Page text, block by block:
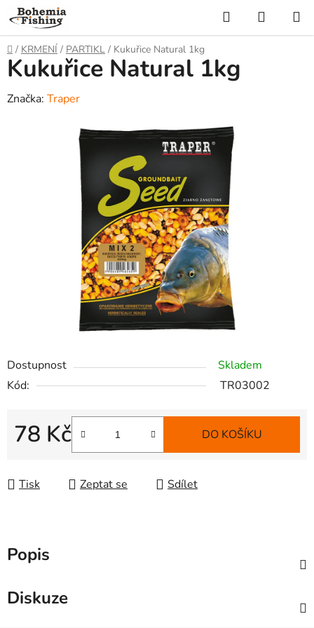
Přejít
na
obsah
Hledat
KOŠÍK
Domů
/ KRMENÍ / PARTIKL / Kukuřice Natural 1kg
Dostupnost
Skladem
Kód:
TR03002
78 Kč
Měrná cena:
DO KOŠÍKU
Tisk Zeptat se Sdílet
Kukuřice Natural 1kg
Značka: Traper
Popis
Diskuze